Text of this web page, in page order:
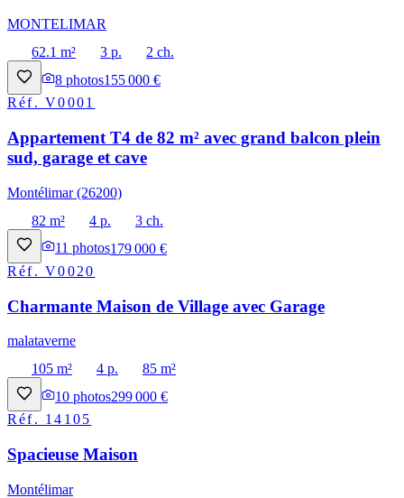
MONTELIMAR
62.1 m²
3 p.
2 ch.
8 photos155 000 €
Réf.V0001
Appartement T4 de 82 m² avec grand balcon plein
sud, garage et cave
Montélimar (26200)
82 m²
4 p.
3 ch.
11 photos179 000 €
Réf.V0020
Charmante Maison de Village avec Garage
malataverne
105 m²
4 p.
85 m²
10 photos299 000 €
Réf. 14105
Spacieuse Maison
Montélimar